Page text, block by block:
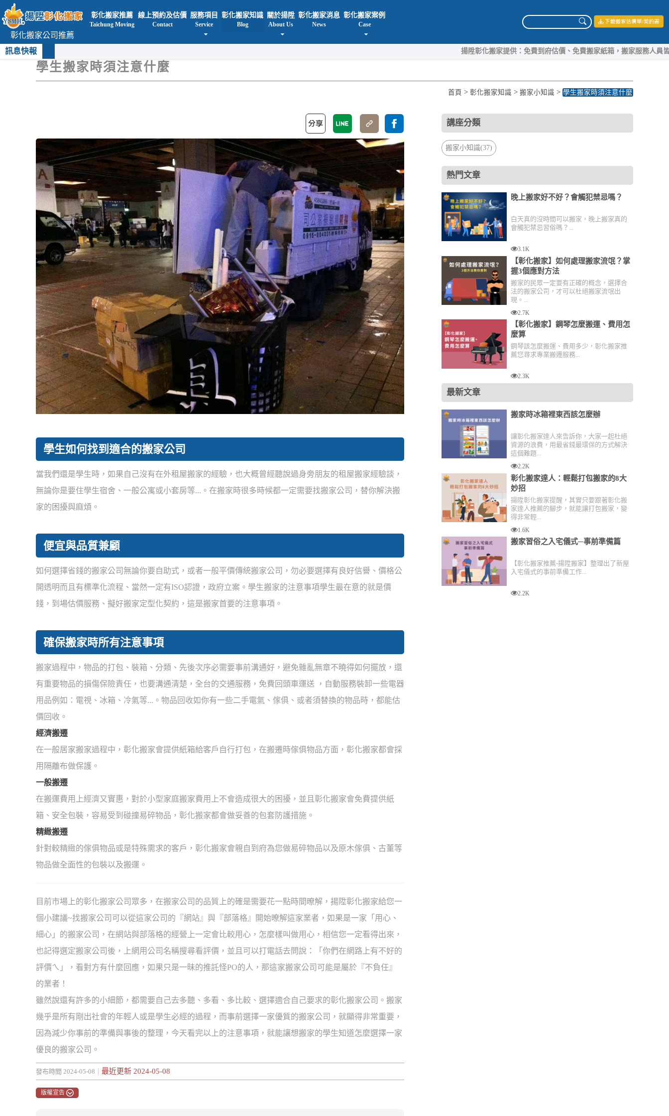
彰化搬家公司推薦
彰化搬家推薦
Taichung Moving
線上預約及估價
Contact
服務項目
Service
彰化搬家知識
Blog
關於揚陞
About Us
彰化搬家消息
News
彰化搬家案例
Case
訊息快報 揚陞彰化搬家提供：免費到府估價、免費搬家紙箱，搬家服務人員皆經過嚴格訓
學生搬家時須注意什麼
首頁 > 彰化搬家知識 > 搬家小知識 > 學生搬家時須注意什麼
學生如何找到適合的搬家公司
當我們還是學生時，如果自己沒有在外租屋搬家的經驗，也大概曾經聽說過身旁朋友的租屋搬家經驗談，
無論你是要住學生宿舍、一般公寓或小套房等...。在搬家時很多時候都一定需要找搬家公司，替你解決搬
家的困擾與麻煩。
便宜與品質兼顧
如何選擇省錢的搬家公司無論你要自助式，或者一般平價傳統搬家公司，勿必要選擇有良好信譽、價格公
開透明而且有標準化流程、當然一定有ISO認證，政府立案。學生搬家的注意事項學生最在意的就是價
錢，到場估價服務、擬好搬家定型化契約，這是搬家首要的注意事項。
確保搬家時所有注意事項
搬家過程中，物品的打包、裝箱、分類、先後次序必需要事前溝通好，避免雜亂無章不曉得如何擺放，還
有重要物品的損傷保險責任，也要溝通清楚，全台的交通服務，免費回頭車運送 ，自動服務裝卸一些電器
用品例如：電視、冰箱、冷氣等...。物品回收如你有一些二手電氣、傢俱、或者須替換的物品時，都能估
價回收。
經濟搬遷
在一般居家搬家過程中，彰化搬家會提供紙箱給客戶自行打包，在搬遷時傢俱物品方面，彰化搬家都會採
用隔離布做保護。
一般搬遷
在搬運費用上經濟又實惠，對於小型家庭搬家費用上不會造成很大的困擾，並且彰化搬家會免費提供紙
箱、安全包裝，容易受到碰撞易碎物品，彰化搬家都會做妥善的包套防護措施。
精緻搬遷
針對較精緻的傢俱物品或是特殊需求的客戶，彰化搬家會親自到府為您做易碎物品以及原木傢俱、古董等
物品做全面性的包裝以及搬運。
目前市場上的彰化搬家公司眾多，在搬家公司的品質上的確是需要花一點時間暸解，揚陞彰化搬家給您一
個小建議~找搬家公司可以從這家公司的『網站』與『部落格』開始暸解這家業者，如果是一家「用心、
細心」的搬家公司，在網站與部落格的經營上一定會比較用心，怎麼樣叫做用心，相信您一定看得出來，
也記得選定搬家公司後，上網用公司名稱搜尋看評價，並且可以打電話去問說：「你們在網路上有不好的
評價ㄟ」，看對方有什麼回應，如果只是一昧的推託怪PO的人，那這家搬家公司可能是屬於『不負任』
的業者！
雖然說還有許多的小細節，都需要自己去多聽、多看、多比較、選擇適合自己要求的彰化搬家公司。搬家
幾乎是所有剛出社會的年輕人或是學生必經的過程，而事前選擇一家優質的搬家公司，就顯得非常重要，
因為減少你事前的準備與事後的整理，今天看完以上的注意事項，就能讓想搬家的學生知道怎麼選擇一家
優良的搬家公司。
發布時間 2024-05-08｜ 最近更新 2024-05-08
版權宣告
講座分類
搬家小知識(37)
熱門文章
晚上搬家好不好？會觸犯禁忌嗎？
白天真的沒時間可以搬家，晚上搬家真的
會觸犯禁忌習俗嗎？...
3.1K
【彰化搬家】如何處理搬家流氓？掌
握3個應對方法
搬家的民眾一定要有正確的概念，選擇合
法的搬家公司，才可以杜絕搬家流氓出
現。...
2.7K
【彰化搬家】鋼琴怎麼搬運、費用怎
麼算
鋼琴該怎麼搬運、費用多少，彰化搬家推
薦您尋求專業搬遷服務...
2.3K
最新文章
搬家時冰箱裡東西該怎麼辦
讓彰化搬家達人來告訴你，大家一起杜絕
資源的浪費，用最省錢最環保的方式解決
這個難題...
2.2K
彰化搬家達人：輕鬆打包搬家的8大
妙招
揚陞彰化搬家提醒，其實只要跟著彰化搬
家達人推薦的腳步，就能讓打包搬家，變
得非常輕...
1.6K
搬家習俗之入宅儀式─事前準備篇
【彰化搬家推薦-揚陞搬家】整理出了新屋
入宅儀式的事前準備工作...
2.2K